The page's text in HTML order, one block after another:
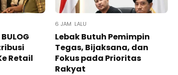
Retail
6 JAM LALU
Lebak Butuh Pemimpin
Tegas, Bijaksana, dan
Fokus pada Prioritas
Rakyat